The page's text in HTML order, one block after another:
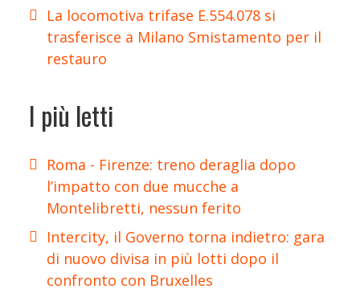
La locomotiva trifase E.554.078 si
trasferisce a Milano Smistamento per il
restauro
I più letti
Roma - Firenze: treno deraglia dopo
l’impatto con due mucche a
Montelibretti, nessun ferito
Intercity, il Governo torna indietro: gara
di nuovo divisa in più lotti dopo il
confronto con Bruxelles